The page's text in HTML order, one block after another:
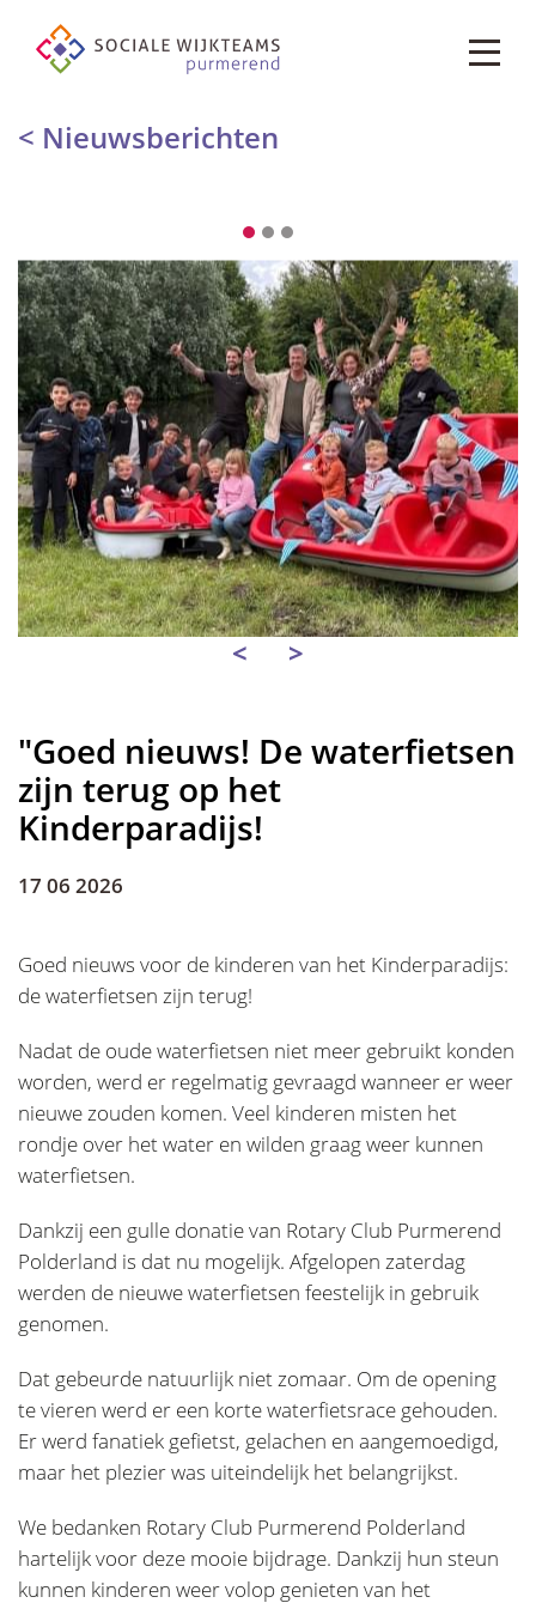
< Nieuwsberichten
< >
"Goed nieuws! De waterfietsen
zijn terug op het
Kinderparadijs!
17 06 2026
Goed nieuws voor de kinderen van het Kinderparadijs:
de waterfietsen zijn terug!
Nadat de oude waterfietsen niet meer gebruikt konden
worden, werd er regelmatig gevraagd wanneer er weer
nieuwe zouden komen. Veel kinderen misten het
rondje over het water en wilden graag weer kunnen
waterfietsen.
Dankzij een gulle donatie van Rotary Club Purmerend
Polderland is dat nu mogelijk. Afgelopen zaterdag
werden de nieuwe waterfietsen feestelijk in gebruik
genomen.
Dat gebeurde natuurlijk niet zomaar. Om de opening
te vieren werd er een korte waterfietsrace gehouden.
Er werd fanatiek gefietst, gelachen en aangemoedigd,
maar het plezier was uiteindelijk het belangrijkst.
We bedanken Rotary Club Purmerend Polderland
hartelijk voor deze mooie bijdrage. Dankzij hun steun
kunnen kinderen weer volop genieten van het